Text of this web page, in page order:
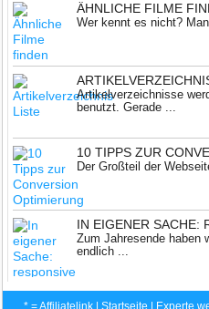
ÄHNLICHE FILME
Wer kennt es nicht?
Artikelverzeichnisse
benutzt. Gerade ...
10 TIPPS ZUR
Der Großteil der
IN EIGENER SACHE:
Zum Jahresende haben
endlich ...
* = Affiliatelink |Startseite Experte